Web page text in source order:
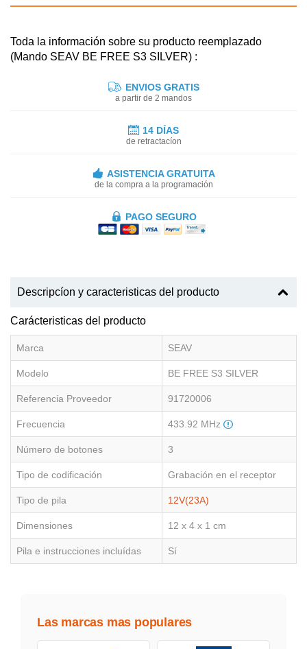
Toda la información sobre su producto reemplazado
(Mando SEAV BE FREE S3 SILVER) :
ENVIOS GRATIS
a partir de 2 mandos
14 DÍAS
de retractacíon
ASISTENCIA GRATUITA
de la compra a la programación
PAGO SEGURO
Descripcíon y caracteristicas del producto
Carácteristicas del producto
Marca SEAV
Modelo BE FREE S3 SILVER
Referencia Proveedor 91720006
Frecuencia 433.92 MHz
Número de botones 3
Tipo de codificación Grabación en el receptor
Tipo de pila 12V(23A)
Dimensiones 12 x 4 x 1 cm
Pila e instrucciones incluídas Sí
Las marcas mas populares